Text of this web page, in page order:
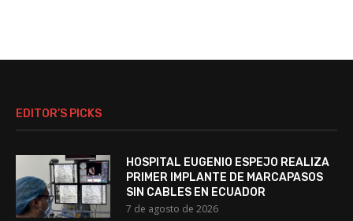
EDITOR’S PICKS
HOSPITAL EUGENIO ESPEJO REALIZA
PRIMER IMPLANTE DE MARCAPASOS
SIN CABLES EN ECUADOR
7 de agosto de 2026